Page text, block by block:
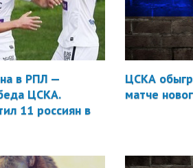
в РПЛ —
ЦСКА.
11 россиян в
ЦСКА
матче